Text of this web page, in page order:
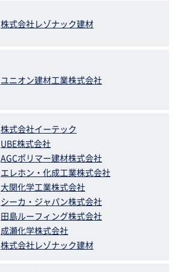
株式会社レゾナック建材
ユニオン建材工業株式会社
株式会社イーテック
UBE株式会社
AGCポリマー建材株式会社
エレホン・化成工業株式会社
大関化学工業株式会社
シーカ・ジャパン株式会社
田島ルーフィング株式会社
成瀬化学株式会社
株式会社レゾナック建材